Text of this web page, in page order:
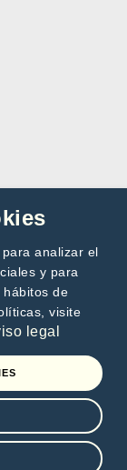
analizar el
y para
de
visite
legal
>>
policy